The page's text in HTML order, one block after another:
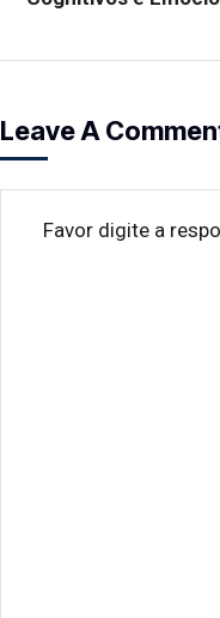
Leave A
Favor digite a